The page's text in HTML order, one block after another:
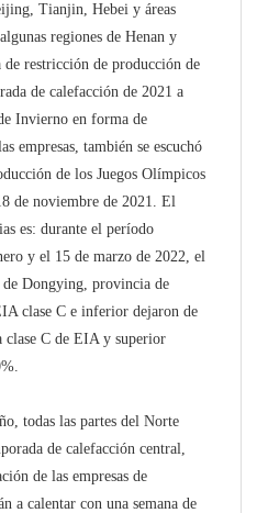
Tianjin, Hebei y áreas
regiones de Henan y
restricción de producción de
de calefacción de 2021 a
Invierno en forma de
empresas, también se escuchó
de los Juegos Olímpicos
de noviembre de 2021. El
es: durante el período
y el 15 de marzo de 2022, el
Dongying, provincia de
clase C e inferior dejaron de
clase C de EIA y superior
todas las partes del Norte
de calefacción central,
de las empresas de
a calentar con una semana de